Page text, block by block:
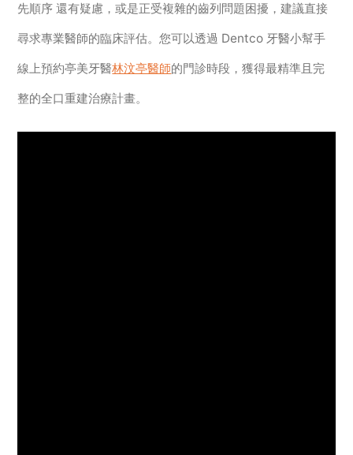
先順序 還有疑慮，或是正受複雜的齒列問題困擾，建議直接
尋求專業醫師的臨床評估。您可以透過 Dentco 牙醫小幫手
線上預約亭美牙醫林汶亭醫師的門診時段，獲得最精準且完
整的全口重建治療計畫。